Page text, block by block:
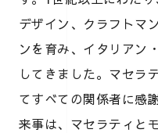
デザイン、クラフトマ
ンを育み、イタリアン
してきました。マセラ
てすべての関係者に感
来事は、マセラティと